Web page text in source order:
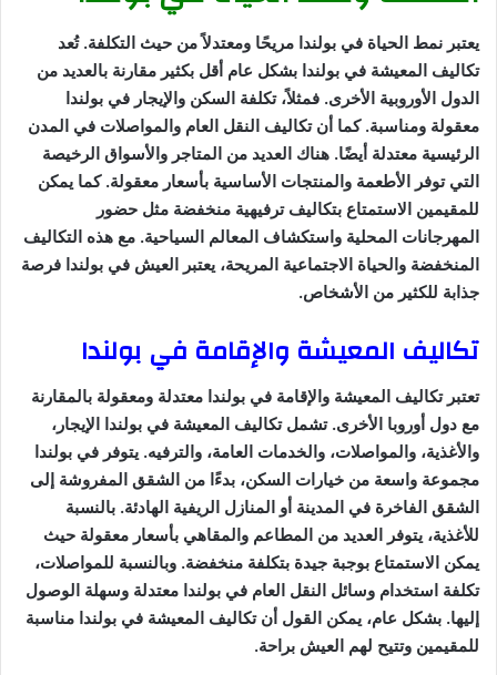
يعتبر نمط الحياة في بولندا مريحًا ومعتدلاً من حيث التكلفة. تُعد
تكاليف المعيشة في بولندا بشكل عام أقل بكثير مقارنة بالعديد من
الدول الأوروبية الأخرى. فمثلاً، تكلفة السكن والإيجار في بولندا
معقولة ومناسبة. كما أن تكاليف النقل العام والمواصلات في المدن
الرئيسية معتدلة أيضًا. هناك العديد من المتاجر والأسواق الرخيصة
التي توفر الأطعمة والمنتجات الأساسية بأسعار معقولة. كما يمكن
للمقيمين الاستمتاع بتكاليف ترفيهية منخفضة مثل حضور
المهرجانات المحلية واستكشاف المعالم السياحية. مع هذه التكاليف
المنخفضة والحياة الاجتماعية المريحة، يعتبر العيش في بولندا فرصة
جذابة للكثير من الأشخاص.
تكاليف المعيشة والإقامة في بولندا
تعتبر تكاليف المعيشة والإقامة في بولندا معتدلة ومعقولة بالمقارنة
مع دول أوروبا الأخرى. تشمل تكاليف المعيشة في بولندا الإيجار،
والأغذية، والمواصلات، والخدمات العامة، والترفيه. يتوفر في بولندا
مجموعة واسعة من خيارات السكن، بدءًا من الشقق المفروشة إلى
الشقق الفاخرة في المدينة أو المنازل الريفية الهادئة. بالنسبة
للأغذية، يتوفر العديد من المطاعم والمقاهي بأسعار معقولة حيث
يمكن الاستمتاع بوجبة جيدة بتكلفة منخفضة. وبالنسبة للمواصلات،
تكلفة استخدام وسائل النقل العام في بولندا معتدلة وسهلة الوصول
إليها. بشكل عام، يمكن القول أن تكاليف المعيشة في بولندا مناسبة
للمقيمين وتتيح لهم العيش براحة.